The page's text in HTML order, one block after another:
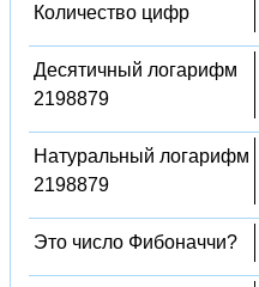
Количество цифр
Десятичный логарифм
2198879
Натуральный логарифм
2198879
Это число Фибоначчи?